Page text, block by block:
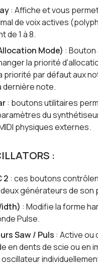
: Affiche et vous
de voix actives
de 1 à 8.
Mode) : Bouton
la priorité
priorité par défaut aux
dernière note.
: boutons utilitaires
du
physiques externes.
:
2 : ces boutons
générateurs de son
: Modifie la forme
Pulse.
Saw / Puls : Active ou
en dents de scie ou en